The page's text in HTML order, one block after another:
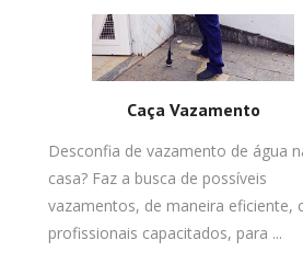
Caça Vazamento
Desconfia de vazamento de água
casa? Faz a busca de possíveis
vazamentos, de maneira eficiente,
profissionais capacitados, para ...